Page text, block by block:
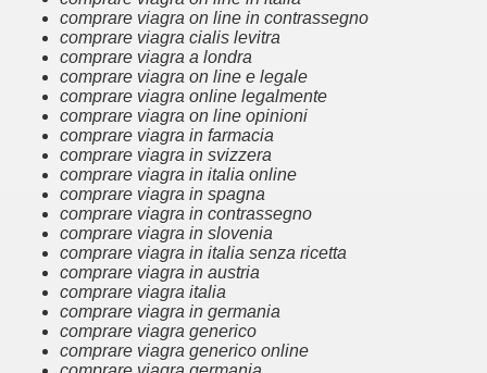
comprare viagra on line in contrassegno
comprare viagra cialis levitra
comprare viagra a londra
comprare viagra on line e legale
comprare viagra online legalmente
comprare viagra on line opinioni
comprare viagra in farmacia
comprare viagra in svizzera
comprare viagra in italia online
comprare viagra in spagna
comprare viagra in contrassegno
comprare viagra in slovenia
comprare viagra in italia senza ricetta
comprare viagra in austria
comprare viagra italia
comprare viagra in germania
comprare viagra generico
comprare viagra generico online